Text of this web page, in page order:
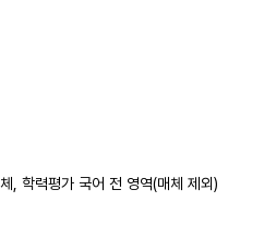
, 학력평가 국어 전 영역(매체 제외)